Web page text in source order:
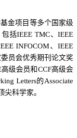
金项目等多个国家级
包括IEEE TMC、IEEE
INFOCOM、IEEE
员会优秀期刊论文奖
高级会员和CCF高级会
Letters的Associate
顶尖科学家。